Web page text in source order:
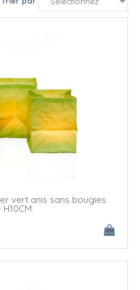
vert anis sans bougies
H10CM